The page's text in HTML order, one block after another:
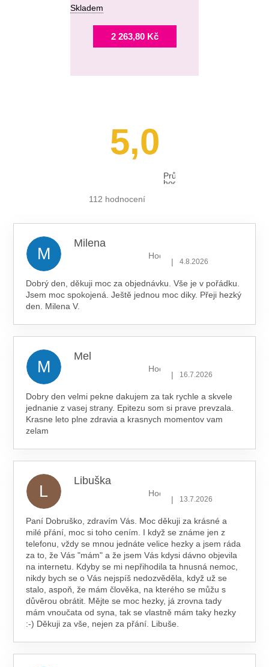
Skladem
2 263,80 Kč
5,0
Průměrné
hodnocení
112 hodnocení
M
Milena
Hodnocení obchodu je 5 z 5
| 4.8.2026
Dobrý den, děkuji moc za objednávku. Vše je v pořádku.
Jsem moc spokojená. Ještě jednou moc diky. Přeji hezký
den. Milena V.
M
Mel
Hodnocení obchodu je 5 z 5
| 16.7.2026
Dobry den velmi pekne dakujem za tak rychle a skvele
jednanie z vasej strany. Epitezu som si prave prevzala.
Krasne leto plne zdravia a krasnych momentov vam
zelam
L
Libuška
Hodnocení obchodu je 5 z 5
| 13.7.2026
Paní Dobruško, zdravím Vás. Moc děkuji za krásné a
milé přání, moc si toho cením. I když se známe jen z
telefonu, vždy se mnou jednáte velice hezky a jsem ráda
za to, že Vás "mám" a že jsem Vás kdysi dávno objevila
na internetu. Kdyby se mi nepřihodila ta hnusná nemoc,
nikdy bych se o Vás nejspíš nedozvěděla, když už se
stalo, aspoň, že mám člověka, na kterého se můžu s
důvěrou obrátit. Mějte se moc hezky, já zrovna tady
mám vnoučata od syna, tak se vlastně mám taky hezky
:-) Děkuji za vše, nejen za přání. Libuše.